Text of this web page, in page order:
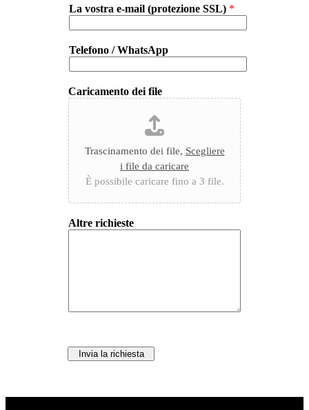
La vostra e-mail (protezione SSL) *
Telefono / WhatsApp
Caricamento dei file
Trascinamento dei file, Scegliere
i file da caricare
È possibile caricare fino a 3 file.
Altre richieste
Invia la richiesta